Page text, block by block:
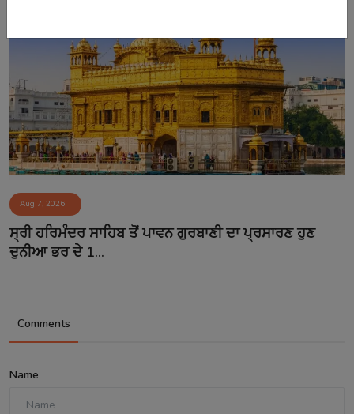
Aug 7, 2026
ਸ੍ਰੀ ਹਰਿਮੰਦਰ ਸਾਹਿਬ ਤੋਂ ਪਾਵਨ ਗੁਰਬਾਣੀ ਦਾ ਪ੍ਰਸਾਰਣ ਹੁਣ
ਦੁਨੀਆ ਭਰ ਦੇ 1...
Comments
Name